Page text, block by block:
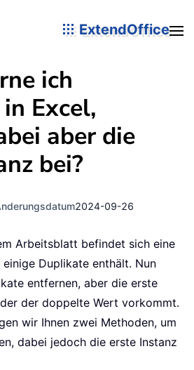
ExtendOffice
ich
Excel,
aber die
bei?
2024-09-26
Arbeitsblatt befindet sich eine
Duplikate enthält. Nun
entfernen, aber die erste
der doppelte Wert vorkommt.
wir Ihnen zwei Methoden, um
dabei jedoch die erste Instanz